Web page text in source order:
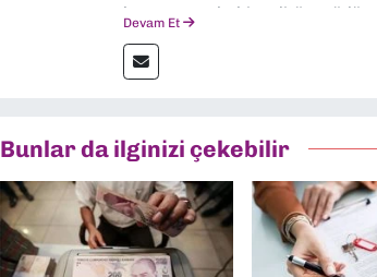
boyunca muhabir, editör, müdür
anda Dokuz Eylül Gazetesi'nde
Devam Et
Bunlar da ilginizi çekebilir